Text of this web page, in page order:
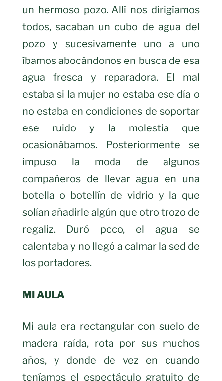
un hermoso pozo. Allí nos dirigíamos
todos, sacaban un cubo de agua del
pozo y sucesivamente uno a uno
íbamos abocándonos en busca de esa
agua fresca y reparadora. El mal
estaba si la mujer no estaba ese día o
no estaba en condiciones de soportar
ese ruido y la molestia que
ocasionábamos. Posteriormente se
impuso la moda de algunos
compañeros de llevar agua en una
botella o botellín de vidrio y la que
solían añadirle algún que otro trozo de
regaliz. Duró poco, el agua se
calentaba y no llegó a calmar la sed de
los portadores.
MI AULA
Mi aula era rectangular con suelo de
madera raída, rota por sus muchos
años, y donde de vez en cuando
teníamos el espectáculo gratuito de